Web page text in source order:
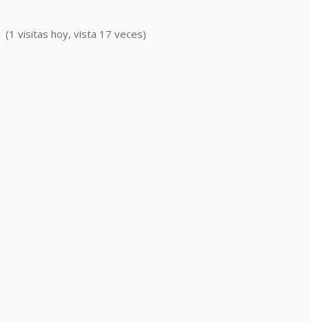
(1 visitas hoy, vista 17 veces)